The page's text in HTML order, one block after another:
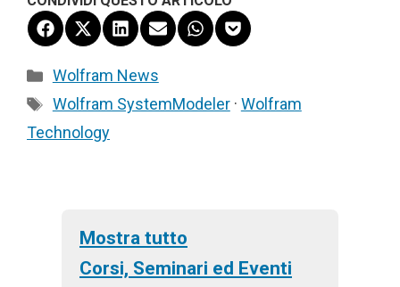
Share
on
Facebook
Share
on
X
(Twitter)
Share
on
LinkedIn
Share
on
Share
on
Share
on
Categorie
Wolfram News
Tag
Wolfram SystemModeler· Wolfram
Technology
Mostra tutto
Corsi, Seminari ed Eventi